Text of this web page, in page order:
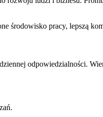
środowisko pracy, lepszą
odpowiedzialności.